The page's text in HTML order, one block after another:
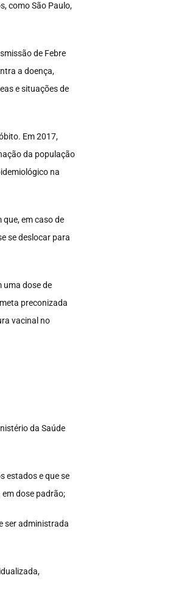
como São Paulo,
de Febre
a doença,
e situações de
Em 2017,
da população
na
em caso de
se deslocar para
uma dose de
preconizada
vacinal no
da Saúde
estados e que se
dose padrão;
ser administrada